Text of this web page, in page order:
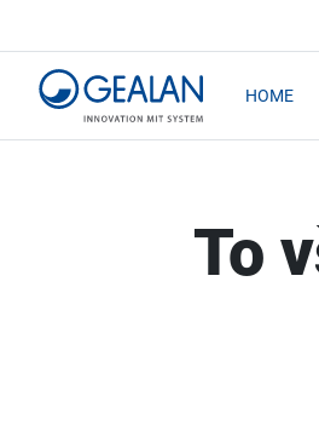
HOME
To